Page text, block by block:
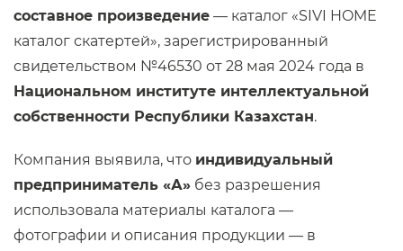
составное произведение — каталог «SIVI HOME
каталог скатертей», зарегистрированный
свидетельством №46530 от 28 мая 2024 года в
Национальном институте интеллектуальной
собственности Республики Казахстан.
Компания выявила, что индивидуальный
предприниматель «А» без разрешения
использовала материалы каталога —
фотографии и описания продукции — в